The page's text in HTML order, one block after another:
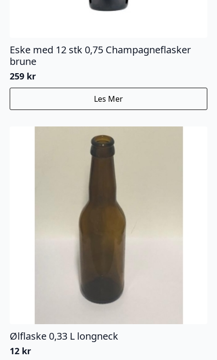
Eske med 12 stk 0,75 Champagneflasker
brune
259 kr
Les Mer
Ølflaske 0,33 L longneck
12 kr